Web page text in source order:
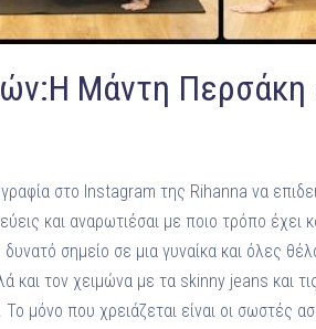
Μάντη Περσάκη
στο Instagram της Rihanna να
και αναρωτιέσαι με ποιο τρόπο έχει
δυνατό σημείο σε μια γυναίκα και όλες
και τον χειμώνα με τα skinny jeans και
μόνο που χρειάζεται είναι οι σωστές